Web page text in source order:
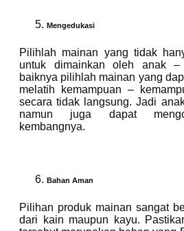
Mengedukasi
Pilihlah mainan yang tidak
untuk dimainkan oleh anak
baiknya pilihlah mainan yang
melatih kemampuan –
secara tidak langsung. Jadi
namun juga dapat
kembangnya.
Bahan Aman
Pilihan produk mainan sangat
dari kain maupun kayu.